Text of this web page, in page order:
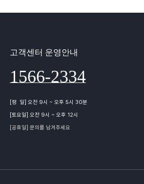
고객센터 운영안내
1566-2334
[평 일] 오전 9시 ~ 오후 5시 30분
[토요일] 오전 9시 ~ 오후 12시
[공휴일] 문의를 남겨주세요